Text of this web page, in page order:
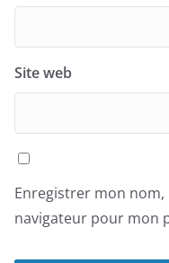
Site web
Enregistrer mon
navigateur pour mon